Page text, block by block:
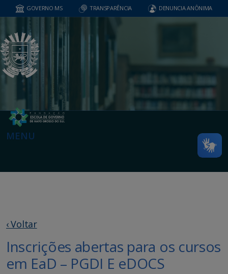
GOVERNO MS TRANSPARÊNCIA DENUNCIA ANÔNIMA
MENU
‹ Voltar
Inscrições abertas para os cursos
em EaD – PGDI E eDOCS